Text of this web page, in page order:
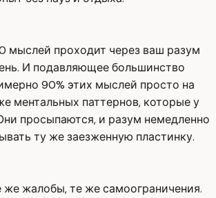
мыслей проходит через ваш разум
И подавляющее большинство
90% этих мыслей просто на
ментальных паттернов, которые у
просыпаются, и разум немедленно
ту же заезженную пластинку.
же жалобы, те же самоограничения.